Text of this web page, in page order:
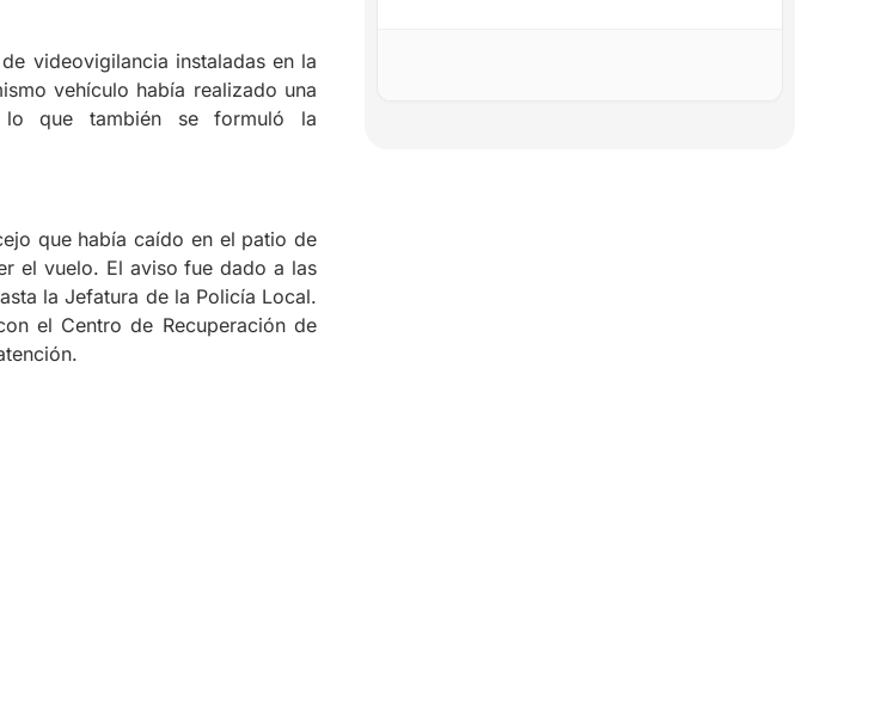
videovigilancia instaladas en la
vehículo había realizado una
lo que también se formuló la
que había caído en el patio de
el vuelo. El aviso fue dado a las
la Jefatura de la Policía Local.
el Centro de Recuperación de